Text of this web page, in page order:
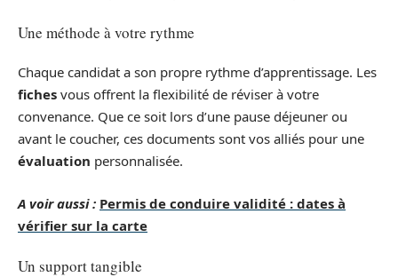
Une méthode à votre rythme
Chaque candidat a son propre rythme d’apprentissage. Les
fiches vous offrent la flexibilité de réviser à votre
convenance. Que ce soit lors d’une pause déjeuner ou
avant le coucher, ces documents sont vos alliés pour une
évaluation personnalisée.
A voir aussi : Permis de conduire validité : dates à
vérifier sur la carte
Un support tangible